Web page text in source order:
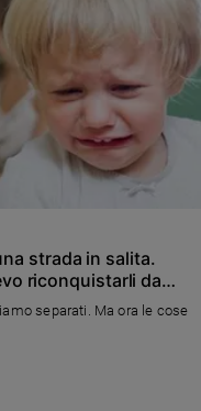
strada in salita.
riconquistarli da
separati. Ma ora le cose